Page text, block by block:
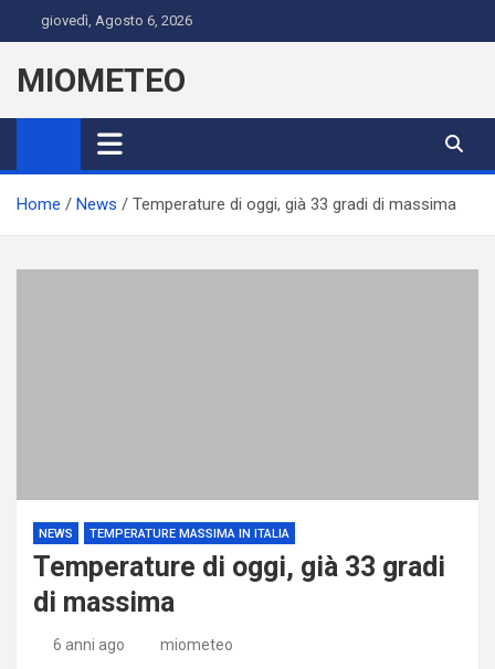
to
content
giovedì, Agosto 6, 2026
MIOMETEO
Home News Temperature di oggi, già 33 gradi di massima
NEWS TEMPERATURE MASSIMA IN ITALIA
Temperature di oggi, già 33 gradi
di massima
6 anni ago miometeo